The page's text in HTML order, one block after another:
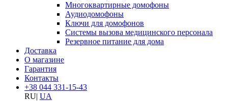
Многоквартирные домофоны
Аудиодомофоны
Ключи для домофонов
Системы вызова медицинского персонала
Резервное питание для дома
Доставка
О магазине
Гарантия
Контакты
+38 044 331-15-43
RU| UA